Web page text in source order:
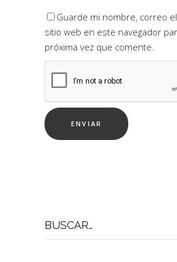
Guarde mi nombre, correo
sitio web en este navegador
próxima vez que comente.
por: